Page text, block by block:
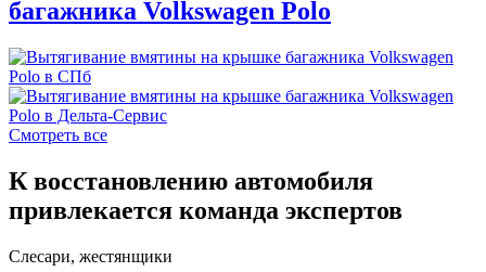
багажника Volkswagen Polo
Смотреть все
К восстановлению автомобиля
привлекается команда экспертов
Слесари, жестянщики